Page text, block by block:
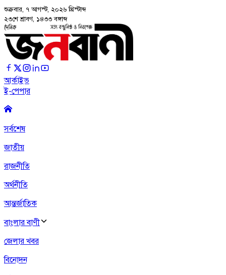
শুক্রবার, ৭ আগস্ট, ২০২৬ খ্রিস্টাব্দ
২৩শে শ্রাবণ, ১৪৩৩ বঙ্গাব্দ
আর্কাইভ
ই-পেপার
সর্বশেষ
জাতীয়
রাজনীতি
অর্থনীতি
আন্তর্জাতিক
বাংলার বাণী
জেলার খবর
বিনোদন